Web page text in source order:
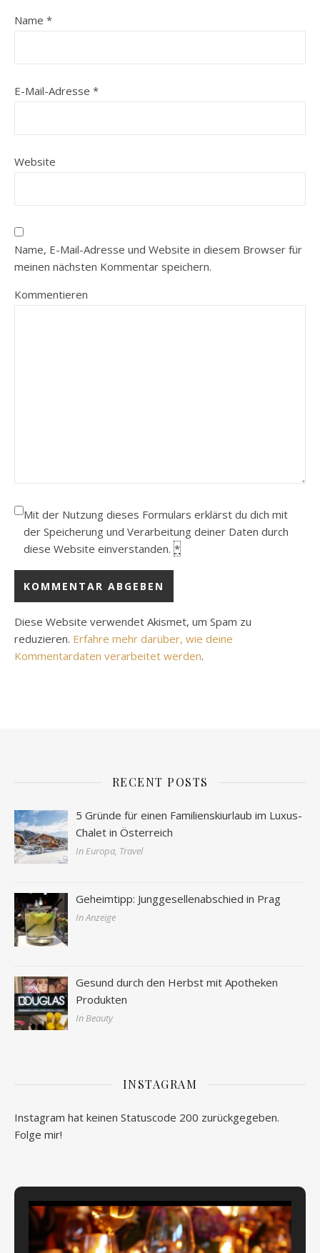
Name *
E-Mail-Adresse *
Website
Name, E-Mail-Adresse und Website in diesem Browser für
meinen nächsten Kommentar speichern.
Kommentieren
Mit der Nutzung dieses Formulars erklärst du dich mit
der Speicherung und Verarbeitung deiner Daten durch
diese Website einverstanden. *
Diese Website verwendet Akismet, um Spam zu
reduzieren. Erfahre mehr darüber, wie deine
Kommentardaten verarbeitet werden.
RECENT POSTS
5 Gründe für einen Familienskiurlaub im Luxus-
Chalet in Österreich
In Europa, Travel
Geheimtipp: Junggesellenabschied in Prag
In Anzeige
Gesund durch den Herbst mit Apotheken
Produkten
In Beauty
INSTAGRAM
Instagram hat keinen Statuscode 200 zurückgegeben.
Folge mir!